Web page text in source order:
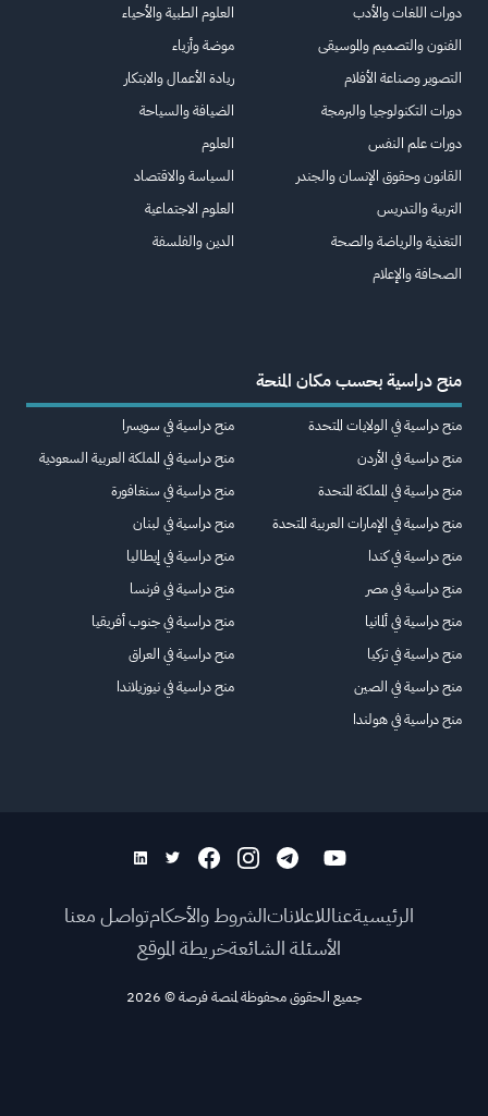
دورات اللغات والأدب
الفنون والتصميم والموسيقى
التصوير وصناعة الأفلام
دورات التكنولوجيا والبرمجة
دورات علم النفس
القانون وحقوق الإنسان والجندر
التربية والتدريس
التغذية والرياضة والصحة
الصحافة والإعلام
العلوم الطبية والأحياء
موضة وأزياء
ريادة الأعمال والابتكار
الضيافة والسياحة
العلوم
السياسة والاقتصاد
العلوم الاجتماعية
الدين والفلسفة
منح دراسية بحسب مكان المنحة
منح دراسية في الولايات المتحدة
منح دراسية في الأردن
منح دراسية في المملكة المتحدة
منح دراسية في الإمارات العربية المتحدة
منح دراسية في كندا
منح دراسية في مصر
منح دراسية في ألمانيا
منح دراسية في تركيا
منح دراسية في الصين
منح دراسية في هولندا
منح دراسية في سويسرا
منح دراسية في المملكة العربية السعودية
منح دراسية في سنغافورة
منح دراسية في لبنان
منح دراسية في إيطاليا
منح دراسية في فرنسا
منح دراسية في جنوب أفريقيا
منح دراسية في العراق
منح دراسية في نيوزيلاندا
الرئيسيةعناللاعلاناتالشروط والأحكامتواصل معنا
الأسئلة الشائعةخريطة الموقع
جميع الحقوق محفوظة لمنصة فرصة©
2026